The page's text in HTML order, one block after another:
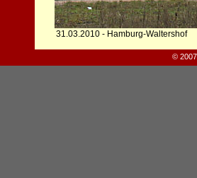
31.03.2010 - Hamburg-Waltershof
©